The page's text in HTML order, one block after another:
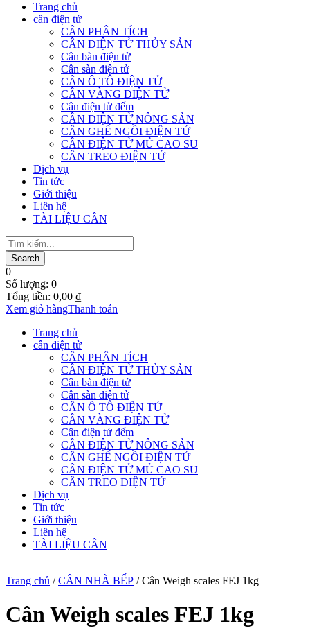
Trang chủ
cân điện tử
CÂN PHÂN TÍCH
CÂN ĐIỆN TỬ THỦY SẢN
Cân bàn điện tử
Cân sàn điện tử
CÂN Ô TÔ ĐIỆN TỬ
CÂN VÀNG ĐIỆN TỬ
Cân điện tử đếm
CÂN ĐIỆN TỬ NÔNG SẢN
CÂN GHẾ NGỒI ĐIỆN TỬ
CÂN ĐIỆN TỬ MỦ CAO SU
CÂN TREO ĐIỆN TỬ
Dịch vụ
Tin tức
Giới thiệu
Liên hệ
TÀI LIỆU CÂN
0
Số lượng: 0
Tổng tiền: 0,00 ₫
Xem giỏ hàngThanh toán
Trang chủ
cân điện tử
CÂN PHÂN TÍCH
CÂN ĐIỆN TỬ THỦY SẢN
Cân bàn điện tử
Cân sàn điện tử
CÂN Ô TÔ ĐIỆN TỬ
CÂN VÀNG ĐIỆN TỬ
Cân điện tử đếm
CÂN ĐIỆN TỬ NÔNG SẢN
CÂN GHẾ NGỒI ĐIỆN TỬ
CÂN ĐIỆN TỬ MỦ CAO SU
CÂN TREO ĐIỆN TỬ
Dịch vụ
Tin tức
Giới thiệu
Liên hệ
TÀI LIỆU CÂN
Trang chủ /CÂN NHÀ BẾP / Cân Weigh scales FEJ 1kg
Cân Weigh scales FEJ 1kg